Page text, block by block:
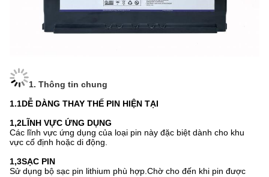
1. Thông tin chung
1.1DỄ DÀNG THAY THẾ PIN HIỆN TẠI
1,2LĨNH VỰC ỨNG DỤNG
Các lĩnh vực ứng dụng của loại pin này đặc biệt dành cho khu
vực cố định hoặc di động.
1,3SẠC PIN
Sử dụng bộ sạc pin lithium phù hợp.Chờ cho đến khi pin được